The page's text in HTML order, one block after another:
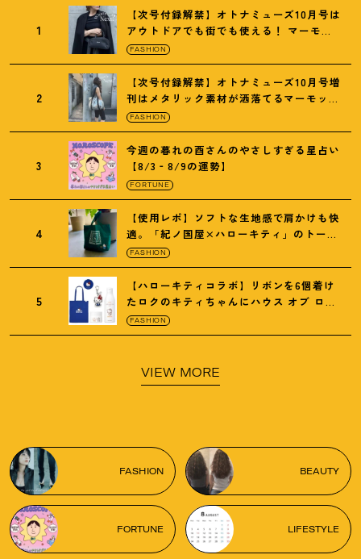
1
【次号付録解禁】オトナミューズ10月号は
アウトドアでも街でも使える ！ マーモッ
トの黒ショルダー
FASHION
2
【次号付録解禁】オトナミューズ10月号増
刊はメタリック素材が洒落てるマーモット
の保冷バッグ
FASHION
3
今週の暮れの酉さんのやさしすぎる星占い
【8/3‐8/9の運勢】
FORTUNE
4
【使用レポ】ソフトな生地感で肩かけも快
適。「紀ノ国屋×ハローキティ」のトート
がガシガシ使えて最高です
FASHION
5
【ハローキティコラボ】リボンを6個着け
たロクのキティちゃんにハウス オブ ロー
ゼの限定パケも
FASHION
VIEW MORE
FASHION BEAUTY
FORTUNE LIFESTYLE